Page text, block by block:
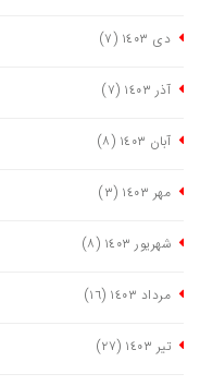
دی ١٤٠٣ (٧)
آذر ١٤٠٣ (٧)
آبان ١٤٠٣ (٨)
مهر ١٤٠٣ (٣)
شهریور ١٤٠٣ (٨)
مرداد ١٤٠٣ (١٦)
تیر ١٤٠٣ (٢٧)